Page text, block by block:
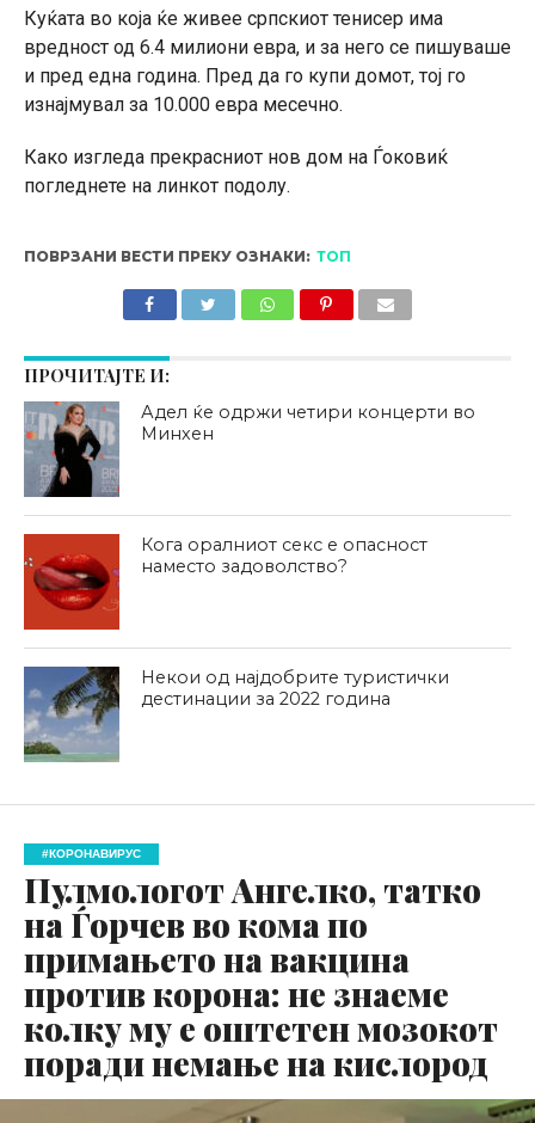
Куќата во која ќе живее српскиот тенисер има
вредност од 6.4 милиони евра, и за него се пишуваше
и пред една година. Пред да го купи домот, тој го
изнајмувал за 10.000 евра месечно.
Како изгледа прекрасниот нов дом на Ѓоковиќ
погледнете на линкот подолу.
ПОВРЗАНИ ВЕСТИ ПРЕКУ ОЗНАКИ: ТОП
ПРОЧИТАЈТЕ И:
Адел ќе одржи четири концерти во
Минхен
Кога оралниот секс е опасност
наместо задоволство?
Некои од најдобрите туристички
дестинации за 2022 година
#КОРОНАВИРУС
Пулмологот Ангелко, татко
на Ѓорчев во кома по
примањето на вакцина
против корона: не знаеме
колку му е оштетен мозокот
поради немање на кислород